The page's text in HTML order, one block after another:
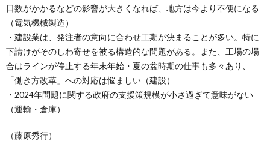
日数がかかるなどの影響が大きくなれば、地方は今より不便になる
（電気機械製造）
・建設業は、発注者の意向に合わせ工期が決まることが多い。特に
下請けがそのしわ寄せを被る構造的な問題がある。また、工場の場
合はラインが停止する年末年始・夏の盆時期の仕事も多々あり、
「働き方改革」への対応は悩ましい（建設）
・2024年問題に関する政府の支援策規模が小さ過ぎて意味がない
（運輸・倉庫）
（藤原秀行）